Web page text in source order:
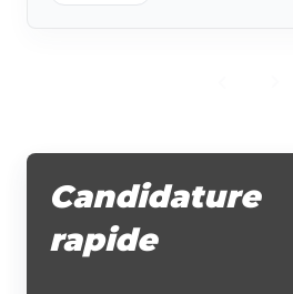
Candidature
rapide